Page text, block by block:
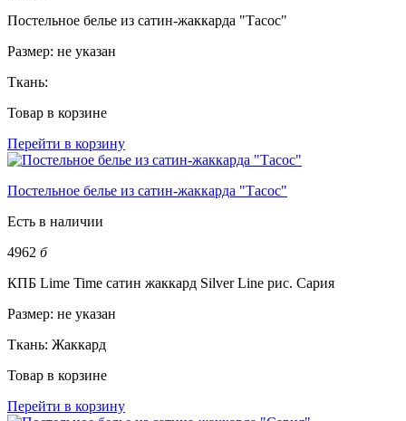
Постельное белье из сатин-жаккарда "Тасос"
Размер: не указан
Ткань:
Товар в корзине
Перейти в корзину
Постельное белье из сатин-жаккарда "Тасос"
Есть в наличии
4962 б
КПБ Lime Time сатин жаккард Silver Line рис. Сария
Размер: не указан
Ткань: Жаккард
Товар в корзине
Перейти в корзину